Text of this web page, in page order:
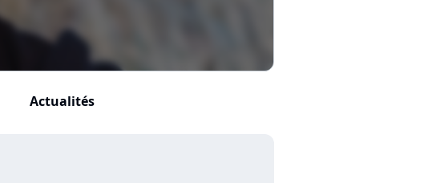
Actualités